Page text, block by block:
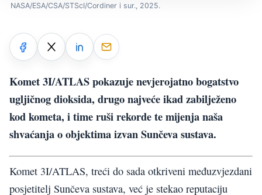
NASA/ESA/CSA/STScI/Cordiner i sur., 2025.
Komet 3I/ATLAS pokazuje nevjerojatno bogatstvo
ugljičnog dioksida, drugo najveće ikad zabilježeno
kod kometa, i time ruši rekorde te mijenja naša
shvaćanja o objektima izvan Sunčeva sustava.
Komet 3I/ATLAS, treći do sada otkriveni međuzvjezdani
posjetitelj Sunčeva sustava, već je stekao reputaciju